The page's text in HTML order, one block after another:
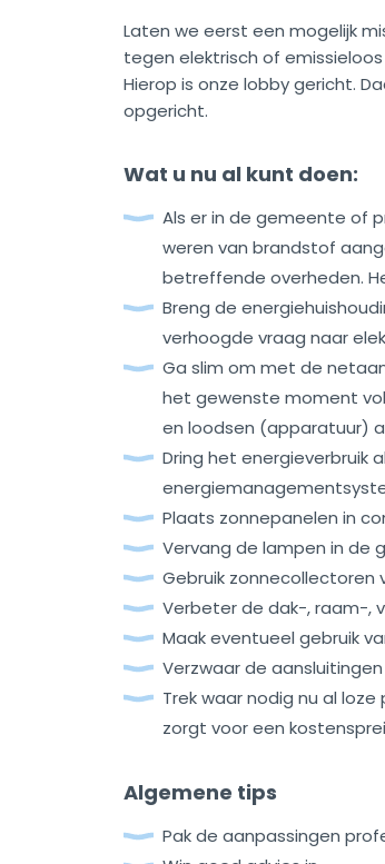
Laten we eerst een mogelijk
tegen elektrisch of
Hierop is onze lobby gericht.
opgericht.
Wat u nu al kunt doen:
Als er in de gemeente of
weren van brandstof
betreffende overheden.
Breng de
verhoogde vraag naar
Ga slim om met de
het gewenste moment
en loodsen (apparatuur)
Dring het energieverbruik
Plaats zonnepanelen in
Vervang de lampen in de
Gebruik zonnecollectoren
Verbeter de dak-, raam-,
Maak eventueel gebruik
Verzwaar de
Trek waar nodig nu al
zorgt voor een
Algemene tips
Pak de aanpassingen